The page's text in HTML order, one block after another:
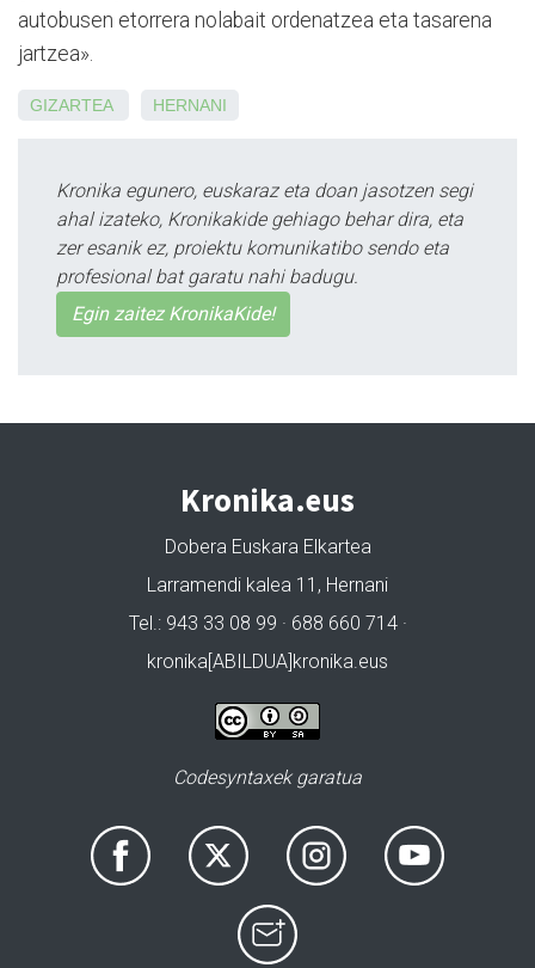
autobusen etorrera nolabait ordenatzea eta tasarena
jartzea».
GIZARTEA HERNANI
Kronika egunero, euskaraz eta doan jasotzen segi
ahal izateko, Kronikakide gehiago behar dira, eta
zer esanik ez, proiektu komunikatibo sendo eta
profesional bat garatu nahi badugu.
Egin zaitez KronikaKide!
Kronika.eus
Dobera Euskara Elkartea
Larramendi kalea 11, Hernani
Tel.: 943 33 08 99 · 688 660 714 ·
kronika[ABILDUA]kronika.eus
Codesyntaxek garatua